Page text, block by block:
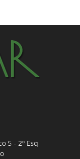
5 - 2º Esq